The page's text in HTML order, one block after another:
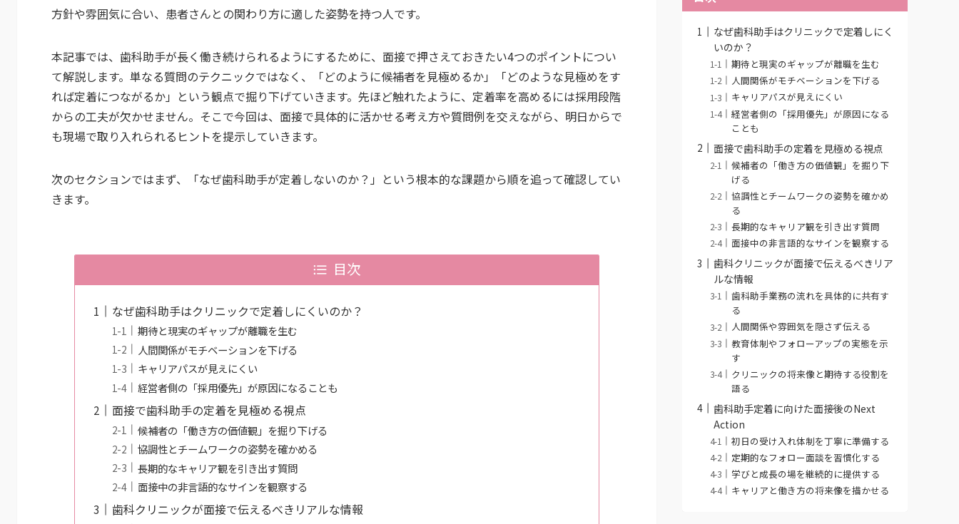
方針や雰囲気に合い、患者さんとの関わり方に適した姿勢を持つ人です。
本記事では、歯科助手が長く働き続けられるようにするために、面接で押さえておきたい4つのポイントについ
て解説します。単なる質問のテクニックではなく、「どのように候補者を見極めるか」「どのような見極めをす
れば定着につながるか」という観点で掘り下げていきます。先ほど触れたように、定着率を高めるには採用段階
からの工夫が欠かせません。そこで今回は、面接で具体的に活かせる考え方や質問例を交えながら、明日からで
も現場で取り入れられるヒントを提示していきます。
次のセクションではまず、「なぜ歯科助手が定着しないのか？」という根本的な課題から順を追って確認してい
きます。
目次
なぜ歯科助手はクリニックで定着しにくいのか？
期待と現実のギャップが離職を生む
人間関係がモチベーションを下げる
キャリアパスが見えにくい
経営者側の「採用優先」が原因になることも
面接で歯科助手の定着を見極める視点
候補者の「働き方の価値観」を掘り下げる
協調性とチームワークの姿勢を確かめる
長期的なキャリア観を引き出す質問
面接中の非言語的なサインを観察する
歯科クリニックが面接で伝えるべきリアルな情報
なぜ歯科助手はクリニックで定着しにく
いのか？
期待と現実のギャップが離職を生む
人間関係がモチベーションを下げる
キャリアパスが見えにくい
経営者側の「採用優先」が原因になる
ことも
面接で歯科助手の定着を見極める視点
候補者の「働き方の価値観」を掘り下
げる
協調性とチームワークの姿勢を確かめ
る
長期的なキャリア観を引き出す質問
面接中の非言語的なサインを観察する
歯科クリニックが面接で伝えるべきリア
ルな情報
歯科助手業務の流れを具体的に共有す
る
人間関係や雰囲気を隠さず伝える
教育体制やフォローアップの実態を示
す
クリニックの将来像と期待する役割を
語る
歯科助手定着に向けた面接後のNext
Action
初日の受け入れ体制を丁寧に準備する
定期的なフォロー面談を習慣化する
学びと成長の場を継続的に提供する
キャリアと働き方の将来像を描かせる